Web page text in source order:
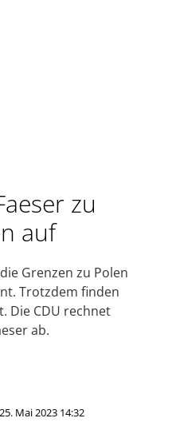
zu
auf
Grenzen zu Polen
Trotzdem finden
Die CDU rechnet
ab.
Mai 2023 14:32